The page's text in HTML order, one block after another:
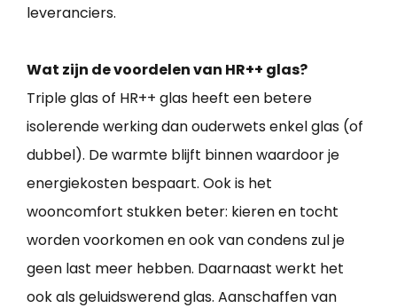
leveranciers.
Wat zijn de voordelen van HR++ glas?
Triple glas of HR++ glas heeft een betere
isolerende werking dan ouderwets enkel glas (of
dubbel). De warmte blijft binnen waardoor je
energiekosten bespaart. Ook is het
wooncomfort stukken beter: kieren en tocht
worden voorkomen en ook van condens zul je
geen last meer hebben. Daarnaast werkt het
ook als geluidswerend glas. Aanschaffen van